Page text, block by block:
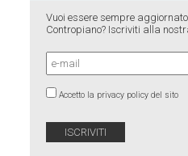
Vuoi essere sempre
Contropiano? Iscriviti alla
Accetto la privacy policy del sito